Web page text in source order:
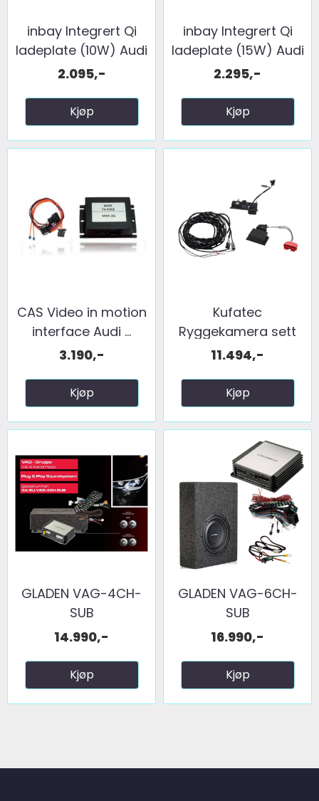
inbay Integrert Qi
ladeplate (10W) Audi
...
2.095,-
Kjøp
inbay Integrert Qi
ladeplate (15W) Audi
...
2.295,-
Kjøp
CAS Video in motion
interface Audi ...
3.190,-
Kjøp
Kufatec
Ryggekamera sett
Audi A1 (2021 ...
11.494,-
Kjøp
GLADEN VAG-4CH-
SUB
14.990,-
Kjøp
GLADEN VAG-6CH-
SUB
16.990,-
Kjøp